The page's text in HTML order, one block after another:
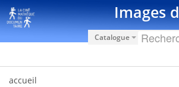
Saut au contenu Images
Catalogue
accueil